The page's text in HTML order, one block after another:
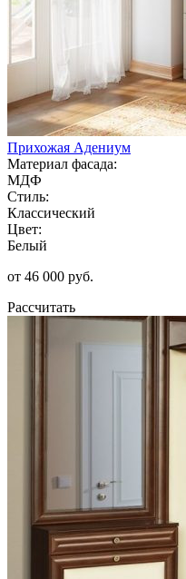
Прихожая Адениум
Материал фасада:
МДФ
Стиль:
Классический
Цвет:
Белый
от 46 000 руб.
Рассчитать